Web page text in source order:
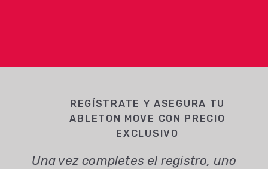
REGÍSTRATE Y ASEGURA TU
ABLETON MOVE CON PRECIO
EXCLUSIVO
Una vez completes el registro, uno